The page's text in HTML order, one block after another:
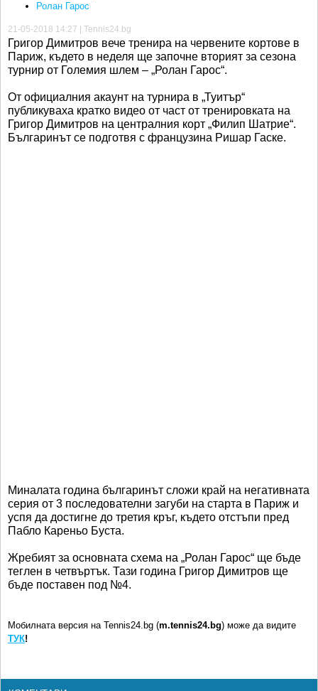
Ролан Гарос
21-05-2018 14:27 | Tennis24.bg
Григор Димитров вече тренира на червените кортове в
Париж, където в неделя ще започне вторият за сезона
турнир от Големия шлем – „Ролан Гарос“.
От официалния акаунт на турнира в „Туитър“
публикуваха кратко видео от част от тренировката на
Григор Димитров на централния корт „Филип Шатрие“.
Българинът се подготвя с французина Ришар Гаске.
Миналата година българинът сложи край на негативната
серия от 3 последователни загуби на старта в Париж и
успя да достигне до третия кръг, където отстъпи пред
Пабло Кареньо Буста.
Жребият за основната схема на „Ролан Гарос“ ще бъде
теглен в четвъртък. Тази година Григор Димитров ще
бъде поставен под №4.
Мобилната версия на Tennis24.bg (m.tennis24.bg) може да видите
ТУК!